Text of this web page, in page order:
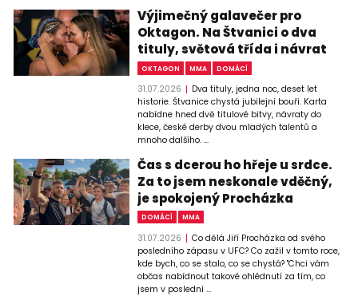
Výjimečný galavečer pro
Oktagon. Na Štvanici o dva
tituly, světová třída i návrat
OKTAGON MMA DOMÁCÍ
31.07.2026
Dva tituly, jedna noc, deset let
historie. Štvanice chystá jubilejní bouři. Karta
nabídne hned dvě titulové bitvy, návraty do
klece, české derby dvou mladých talentů a
mnoho dalšího. ...
Čas s dcerou ho hřeje u srdce.
Za to jsem neskonale vděčný,
je spokojený Procházka
DOMÁCÍ MMA
31.07.2026
Co dělá Jiří Procházka od svého
posledního zápasu v UFC? Co zažil v tomto roce,
kde bych, co se stalo, co se chystá? "Chci vám
občas nabídnout takové ohlédnutí za tím, co
jsem v poslední ...